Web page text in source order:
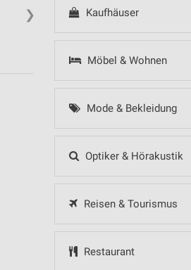
Kaufhäuser
Möbel & Wohnen
Mode & Bekleidung
Optiker & Hörakustik
Reisen & Tourismus
Restaurant
❯